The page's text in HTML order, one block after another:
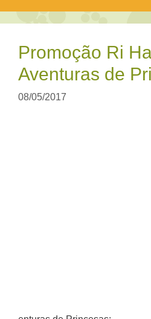
Promoção Ri
Aventuras de
08/05/2017